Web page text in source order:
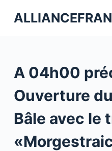
a
a
n
A 04h00
Ouverture
Bâle avec le